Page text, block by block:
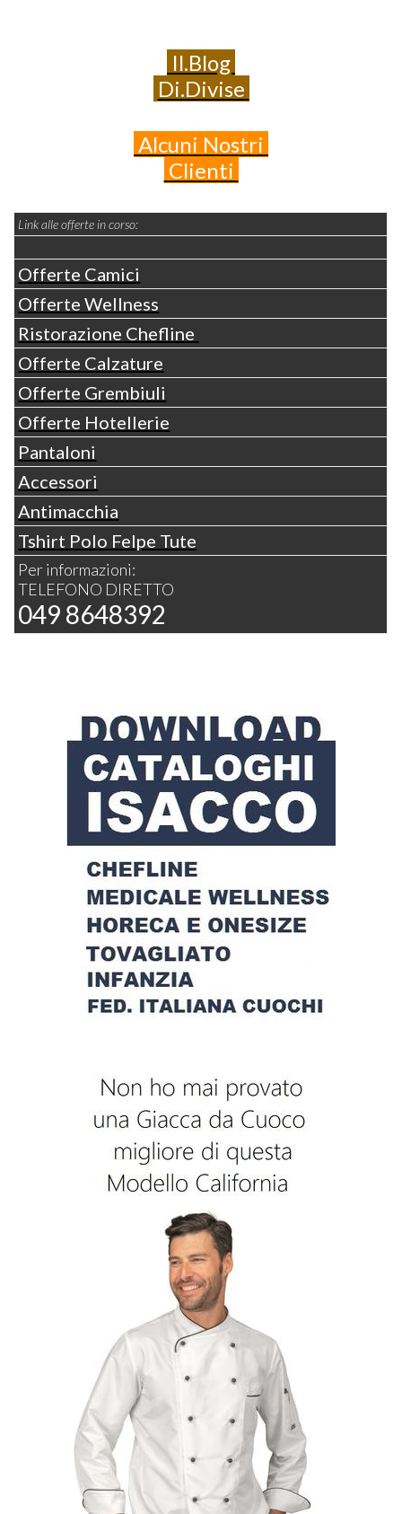
Il.Blog
Di.Divise
Alcuni Nostri
Clienti
Link alle offerte in corso:
Offerte Camici
Offerte Wellness
Ristorazione Chefline
Offerte Calzature
Offerte Grembiuli
Offerte Hotellerie
Pantaloni
Accessori
Antimacchia
Tshirt Polo Felpe Tute
Per informazioni:
TELEFONO DIRETTO
049 8648392